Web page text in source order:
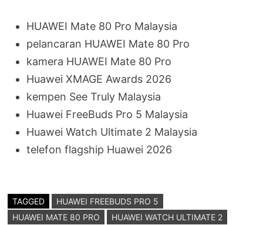
HUAWEI Mate 80 Pro Malaysia
pelancaran HUAWEI Mate 80 Pro
kamera HUAWEI Mate 80 Pro
Huawei XMAGE Awards 2026
kempen See Truly Malaysia
Huawei FreeBuds Pro 5 Malaysia
Huawei Watch Ultimate 2 Malaysia
telefon flagship Huawei 2026
TAGGED
HUAWEI FREEBUDS PRO 5
HUAWEI MATE 80 PRO
HUAWEI WATCH ULTIMATE 2